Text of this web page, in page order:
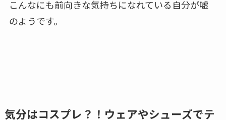
こんなにも前向きな気持ちになれている自分が嘘
のようです。
気分はコスプレ？！ウェアやシューズでテ